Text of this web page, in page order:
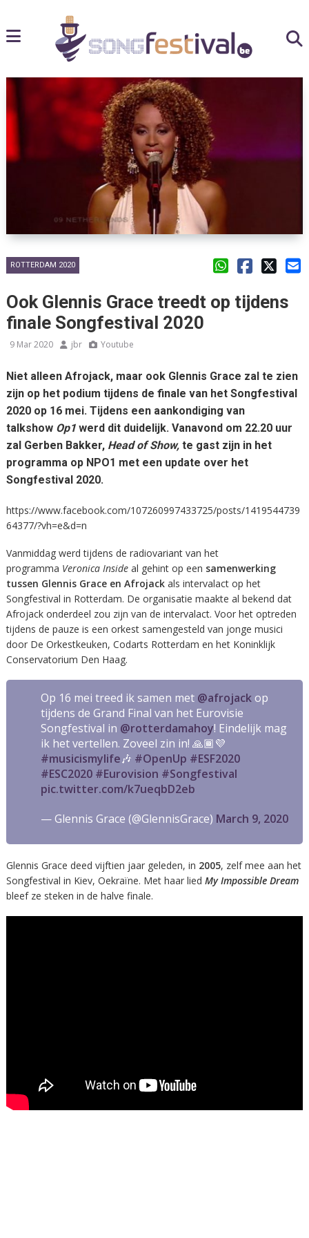
ROTTERDAM 2020
Ook Glennis Grace treedt op tijdens
finale Songfestival 2020
9 Mar 2020 jbr Youtube
Niet alleen Afrojack, maar ook Glennis Grace zal te zien
zijn op het podium tijdens de finale van het Songfestival
2020 op 16 mei. Tijdens een aankondiging van
talkshow Op1 werd dit duidelijk. Vanavond om 22.20 uur
zal Gerben Bakker, Head of Show,te gast zijn in het
programma op NPO1 met een update over het
Songfestival 2020.
https://www.facebook.com/107260997433725/posts/1419544739
64377/?vh=e&d=n
Vanmiddag werd tijdens de radiovariant van het
programma Veronica Inside al gehint op een samenwerking
tussen Glennis Grace en Afrojackals intervalact op het
Songfestival in Rotterdam. De organisatie maakte al bekend dat
Afrojack onderdeel zou zijn van de intervalact. Voor het optreden
tijdens de pauze is een orkest samengesteld van jonge musici
door De Orkestkeuken, Codarts Rotterdam en het Koninklijk
Conservatorium Den Haag.
Op 16 mei treed ik samen met @afrojackop
tijdens de Grand Final van het Eurovisie
Songfestival in @rotterdamahoy! Eindelijk mag
ik het vertellen. Zoveel zin in! 🙏🏾💜
#musicismylife🎶 #OpenUp #ESF2020
#ESC2020 #Eurovision #Songfestival
pic.twitter.com/k7ueqbD2eb
— Glennis Grace (@GlennisGrace) March 9, 2020
Glennis Grace deed vijftien jaar geleden, in 2005, zelf mee aan het
Songfestival in Kiev, Oekraïne. Met haar lied My Impossible Dream
bleef ze steken in de halve finale.